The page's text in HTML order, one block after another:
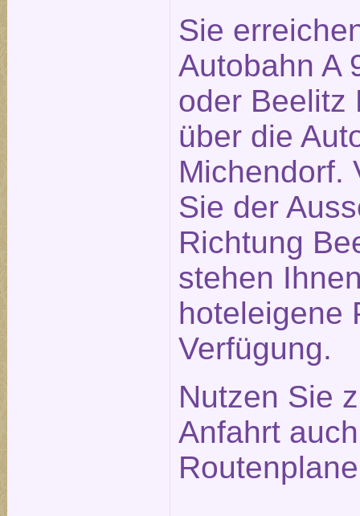
Sie
Autobahn A
oder Beelitz
über die
Michendorf.
Sie der
Richtung
stehen
hoteleigene
Verfügung.
Nutzen Sie
Anfahrt